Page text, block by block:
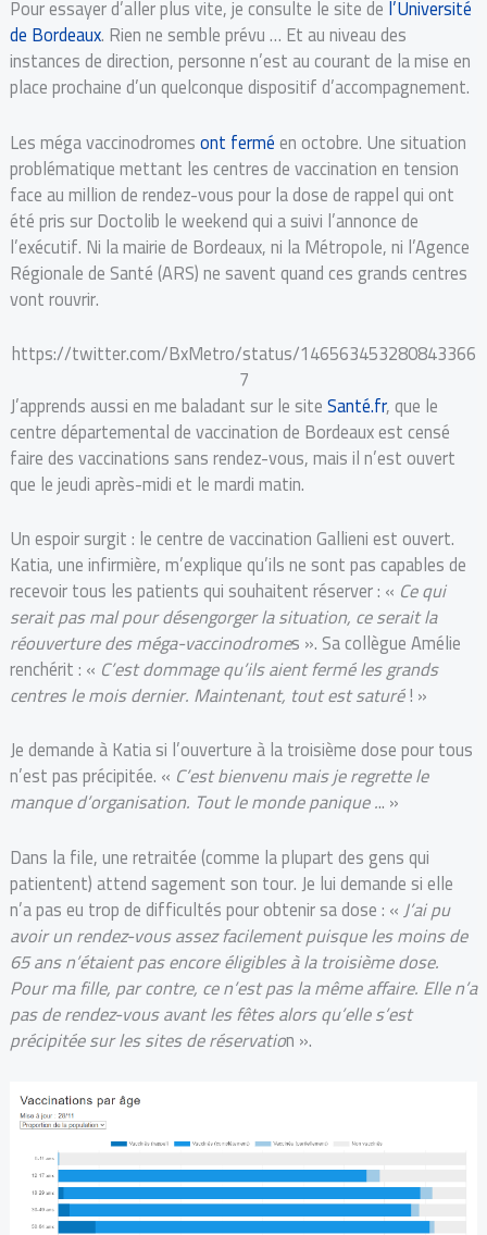
Pour essayer d’aller plus vite, je consulte le site de l’Université
de Bordeaux. Rien ne semble prévu … Et au niveau des
instances de direction, personne n’est au courant de la mise en
place prochaine d’un quelconque dispositif d’accompagnement.
Les méga vaccinodromesont ferméen octobre. Une situation
problématique mettant les centres de vaccination en tension
face au million de rendez-vous pour la dose de rappel qui ont
été pris sur Doctolib le weekend qui a suivi l’annonce de
l’exécutif. Ni la mairie de Bordeaux, ni la Métropole, ni l’Agence
Régionale de Santé (ARS) ne savent quand ces grands centres
vont rouvrir.
https://twitter.com/BxMetro/status/146563453280843366
7
J’apprends aussi en me baladant sur le siteSanté.fr, que le
centre départemental de vaccination de Bordeaux est censé
faire des vaccinations sans rendez-vous, mais il n’est ouvert
que le jeudi après-midi et le mardi matin.
Un espoir surgit : le centre de vaccination Gallieni est ouvert.
Katia, une infirmière, m’explique qu’ils ne sont pas capables de
recevoir tous les patients qui souhaitent réserver : « Ce qui
serait pas mal pour désengorger la situation, ce serait la
réouverture des méga-vaccinodromes ». Sa collègue Amélie
renchérit : « C’est dommage qu’ils aient fermé les grands
centres le mois dernier. Maintenant, tout est saturé! »
Je demande à Katia si l’ouverture à la troisième dose pour tous
n’est pas précipitée. « C’est bienvenu mais je regrette le
manque d’organisation. Tout le monde panique ... »
Dans la file, une retraitée (comme la plupart des gens qui
patientent) attend sagement son tour. Je lui demande si elle
n’a pas eu trop de difficultés pour obtenir sa dose : «J’ai pu
avoir un rendez-vous assez facilement puisque les moins de
65 ans n’étaient pas encore éligibles à la troisième dose.
Pour ma fille, par contre, ce n’est pas la même affaire. Elle n’a
pas de rendez-vous avant les fêtes alors qu’elle s’est
précipitée sur les sites de réservation ».